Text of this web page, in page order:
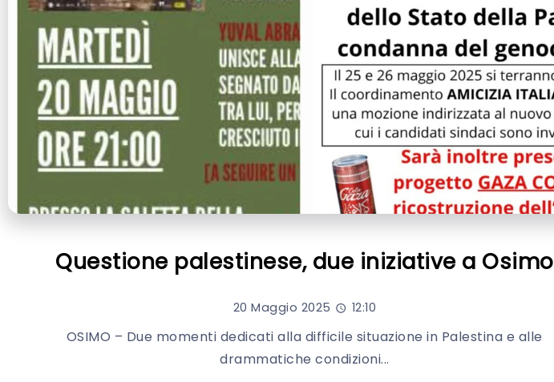
Questione palestinese, due iniziative a Osimo
20 Maggio 2025 12:10
OSIMO – Due momenti dedicati alla difficile situazione in Palestina e alle
drammatiche condizioni...